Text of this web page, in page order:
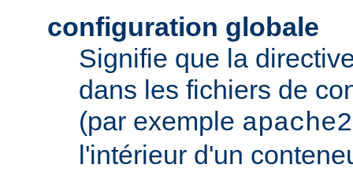
configuration globale
Signifie que la
dans les fichiers de
(par exemple
l'intérieur d'un